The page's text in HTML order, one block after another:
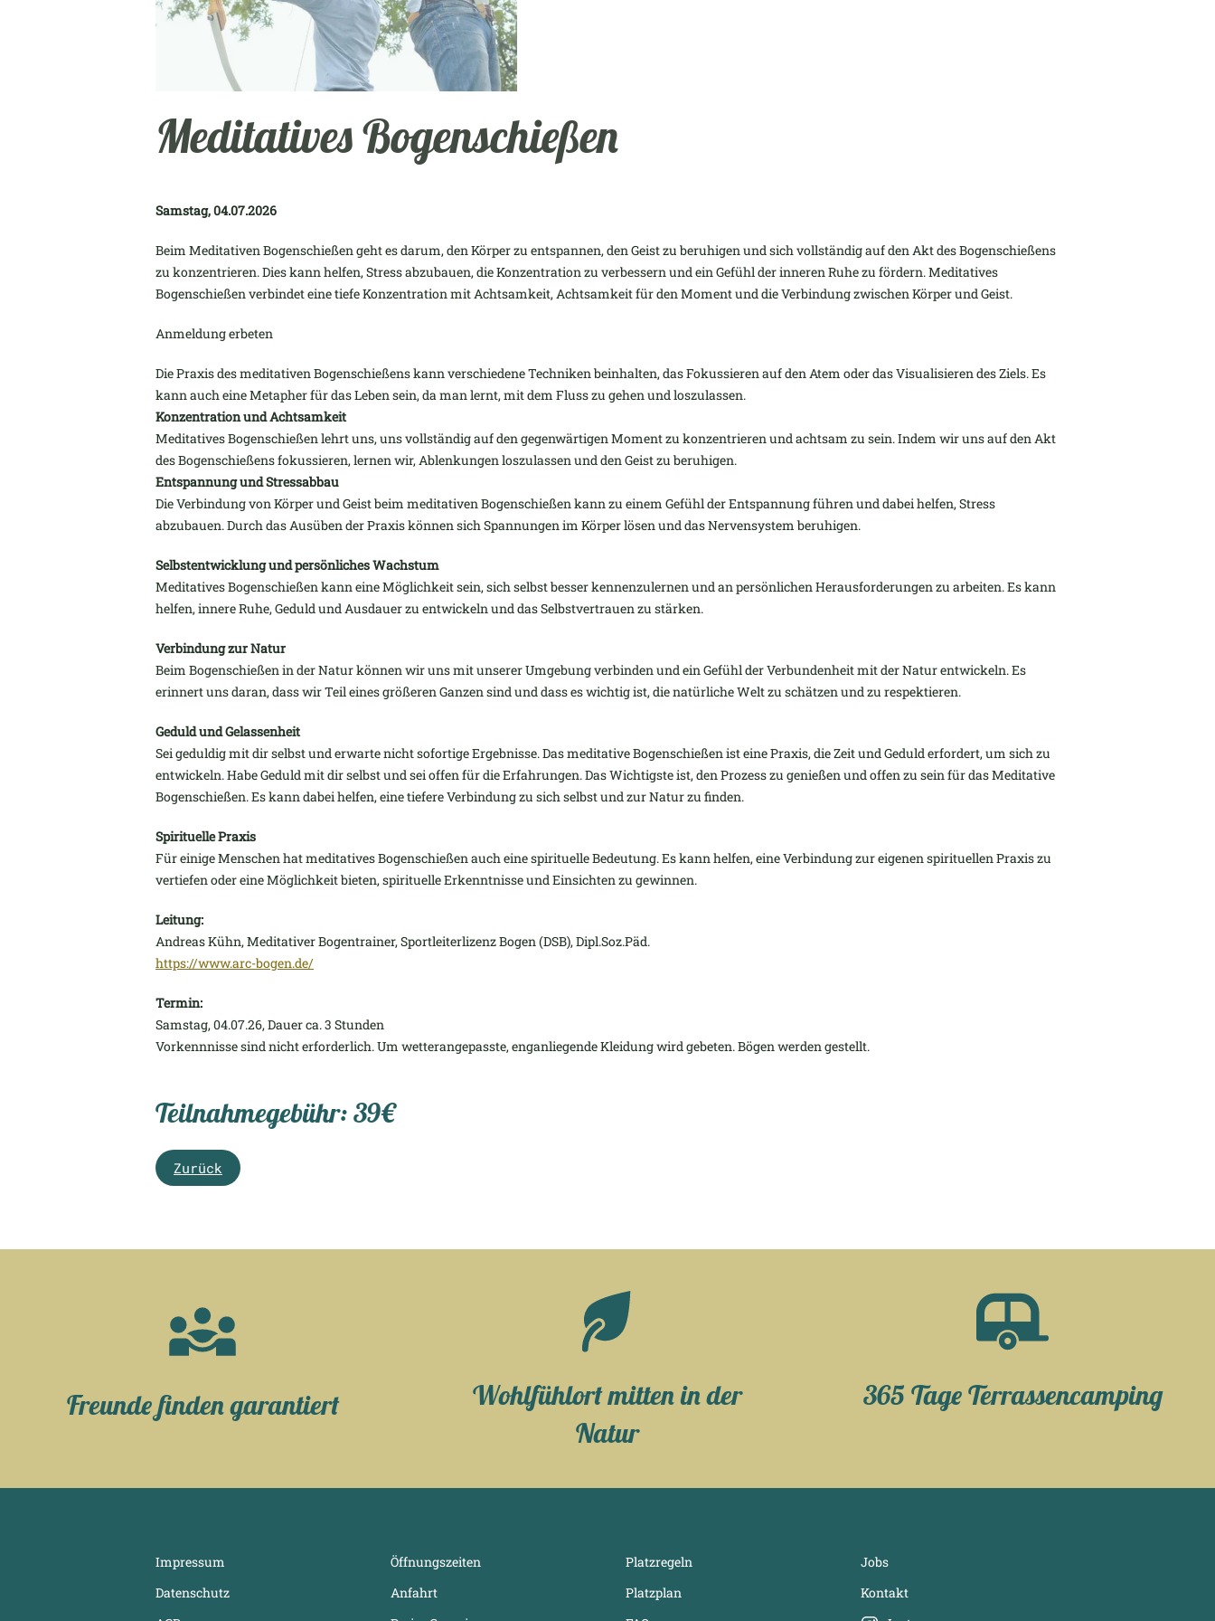
Meditatives Bogenschießen
Samstag, 04.07.2026
Beim Meditativen Bogenschießen geht es darum, den Körper zu entspannen, den Geist zu beruhigen und sich vollständig auf den Akt des Bogenschießens
zu konzentrieren. Dies kann helfen, Stress abzubauen, die Konzentration zu verbessern und ein Gefühl der inneren Ruhe zu fördern. Meditatives
Bogenschießen verbindet eine tiefe Konzentration mit Achtsamkeit, Achtsamkeit für den Moment und die Verbindung zwischen Körper und Geist.
Anmeldung erbeten
Die Praxis des meditativen Bogenschießens kann verschiedene Techniken beinhalten, das Fokussieren auf den Atem oder das Visualisieren des Ziels. Es
kann auch eine Metapher für das Leben sein, da man lernt, mit dem Fluss zu gehen und loszulassen.
Konzentration und Achtsamkeit
Meditatives Bogenschießen lehrt uns, uns vollständig auf den gegenwärtigen Moment zu konzentrieren und achtsam zu sein. Indem wir uns auf den Akt
des Bogenschießens fokussieren, lernen wir, Ablenkungen loszulassen und den Geist zu beruhigen.
Entspannung und Stressabbau
Die Verbindung von Körper und Geist beim meditativen Bogenschießen kann zu einem Gefühl der Entspannung führen und dabei helfen, Stress
abzubauen. Durch das Ausüben der Praxis können sich Spannungen im Körper lösen und das Nervensystem beruhigen.
Selbstentwicklung und persönliches Wachstum
Meditatives Bogenschießen kann eine Möglichkeit sein, sich selbst besser kennenzulernen und an persönlichen Herausforderungen zu arbeiten. Es kann
helfen, innere Ruhe, Geduld und Ausdauer zu entwickeln und das Selbstvertrauen zu stärken.
Verbindung zur Natur
Beim Bogenschießen in der Natur können wir uns mit unserer Umgebung verbinden und ein Gefühl der Verbundenheit mit der Natur entwickeln. Es
erinnert uns daran, dass wir Teil eines größeren Ganzen sind und dass es wichtig ist, die natürliche Welt zu schätzen und zu respektieren.
Geduld und Gelassenheit
Sei geduldig mit dir selbst und erwarte nicht sofortige Ergebnisse. Das meditative Bogenschießen ist eine Praxis, die Zeit und Geduld erfordert, um sich zu
entwickeln. Habe Geduld mit dir selbst und sei offen für die Erfahrungen. Das Wichtigste ist, den Prozess zu genießen und offen zu sein für das Meditative
Bogenschießen. Es kann dabei helfen, eine tiefere Verbindung zu sich selbst und zur Natur zu finden.
Spirituelle Praxis
Für einige Menschen hat meditatives Bogenschießen auch eine spirituelle Bedeutung. Es kann helfen, eine Verbindung zur eigenen spirituellen Praxis zu
vertiefen oder eine Möglichkeit bieten, spirituelle Erkenntnisse und Einsichten zu gewinnen.
Leitung:
Andreas Kühn, Meditativer Bogentrainer, Sportleiterlizenz Bogen (DSB), Dipl.Soz.Päd.
https://www.arc-bogen.de/
Termin:
Samstag, 04.07.26, Dauer ca. 3 Stunden
Vorkennnisse sind nicht erforderlich. Um wetterangepasste, enganliegende Kleidung wird gebeten. Bögen werden gestellt.
Teilnahmegebühr: 39€
Zurück
Freunde finden garantiert
Wohlfühlort mitten in der
Natur
365 Tage Terrassencamping
Impressum
Datenschutz
Öffnungszeiten
Anfahrt
Platzregeln
Platzplan
Jobs
Kontakt